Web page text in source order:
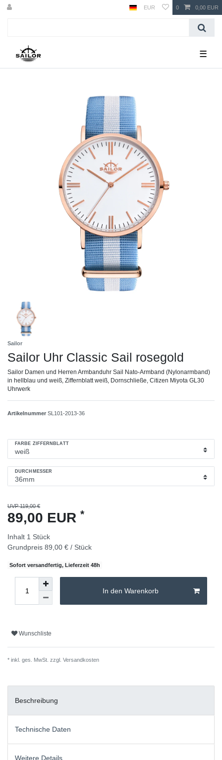
EUR 0 0,00 EUR
☰
Sailor
Sailor Uhr Classic Sail rosegold
Sailor Damen und Herren Armbanduhr Sail Nato-Armband (Nylonarmband)
in hellblau und weiß, Ziffernblatt weiß, Dornschließe, Citizen Miyota GL30
Uhrwerk
Artikelnummer SL101-2013-36
FARBE ZIFFERNBLATT
DURCHMESSER
UVP 119,00 €
89,00 EUR *
Inhalt 1 Stück
Grundpreis 89,00 € / Stück
Sofort versandfertig, Lieferzeit 48h
In den Warenkorb
Wunschliste
* inkl. ges. MwSt. zzgl. Versandkosten
Beschreibung
Technische Daten
Weitere Details